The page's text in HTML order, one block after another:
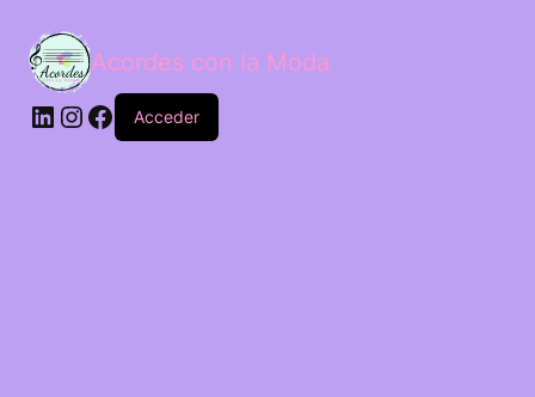
Acordes con la Moda
Acceder